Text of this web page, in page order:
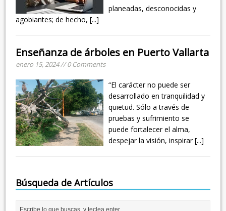
planeadas, desconocidas y
agobiantes; de hecho,[...]
Enseñanza de árboles en Puerto Vallarta
enero 15, 2024 // 0 Comments
“El carácter no puede ser
desarrollado en tranquilidad y
quietud. Sólo a través de
pruebas y sufrimiento se
puede fortalecer el alma,
despejar la visión, inspirar[...]
Búsqueda de Artículos